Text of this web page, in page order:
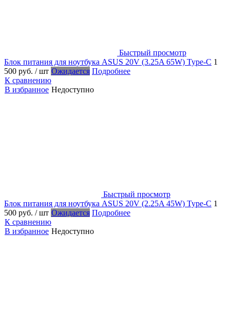
Быстрый просмотр
Блок питания для ноутбука ASUS 20V (3.25A 65W) Type-C 1
500 руб. / шт Ожидается Подробнее
К сравнению
В избранное Недоступно
Быстрый просмотр
Блок питания для ноутбука ASUS 20V (2.25A 45W) Type-C 1
500 руб. / шт Ожидается Подробнее
К сравнению
В избранное Недоступно